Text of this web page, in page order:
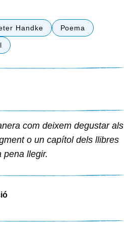
Handke Poema
com deixem degustar als
o un capítol dels llibres
pena llegir.